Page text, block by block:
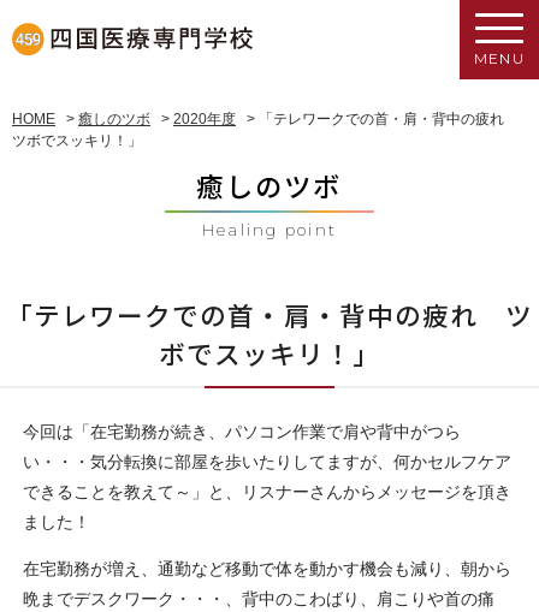
MENU
HOME > 癒しのツボ > 2020年度 >
「テレワークでの首・肩・背中の疲れ
ツボでスッキリ！」
癒しのツボ
Healing point
「テレワークでの首・肩・背中の疲れ ツ
ボでスッキリ！」
今回は「在宅勤務が続き、パソコン作業で肩や背中がつら
い・・・気分転換に部屋を歩いたりしてますが、何かセルフケア
できることを教えて～」と、リスナーさんからメッセージを頂き
ました！
在宅勤務が増え、通勤など移動で体を動かす機会も減り、朝から
晩までデスクワーク・・・、背中のこわばり、肩こりや首の痛